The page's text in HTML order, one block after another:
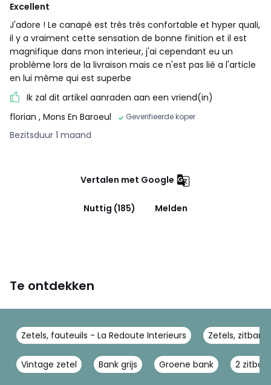
Excellent
J'adore ! Le canapé est très très confortable et hyper quali,
il y a vraiment cette sensation de bonne finition et il est
magnifique dans mon interieur, j'ai cependant eu un
problème lors de la livraison mais ce n'est pas lié a l'article
en lui même qui est superbe
Ik zal dit artikel aanraden aan een vriend(in)
florian , Mons En Baroeul Geverifieerde koper
Bezitsduur 1 maand
Vertalen met Google
Nuttig (185) Melden
Te ontdekken
Zetels, fauteuils - La Redoute Interieurs Zetels,
Vintage zetel Bank grijs Groene bank 2